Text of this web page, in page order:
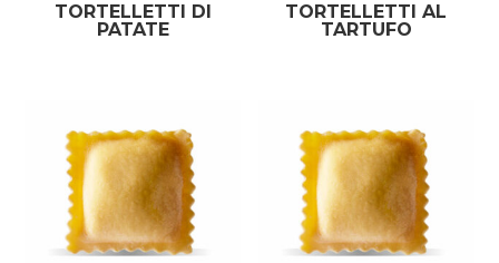
TORTELLETTI DI
PATATE
TORTELLETTI AL
TARTUFO